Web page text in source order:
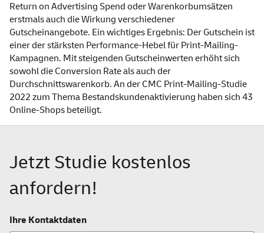
Return on Advertising Spend oder Warenkorbumsätzen
erstmals auch die Wirkung verschiedener
Gutscheinangebote. Ein wichtiges Ergebnis: Der Gutschein ist
einer der stärksten Performance-Hebel für Print-Mailing-
Kampagnen. Mit steigenden Gutscheinwerten erhöht sich
sowohl die Conversion Rate als auch der
Durchschnittswarenkorb. An der CMC Print-Mailing-Studie
2022 zum Thema Bestandskundenaktivierung haben sich 43
Online-Shops beteiligt.
Jetzt Studie kostenlos
anfordern!
Ihre Kontaktdaten